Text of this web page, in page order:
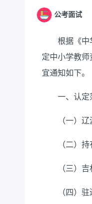
公考面试
根据《中华
定中小学教
宜通知如下。
一、认定
（一）辽
（二）持有
（三）吉林
（四）驻辽